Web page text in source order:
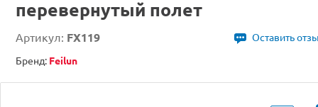
перевернутый полет
Артикул: FX119
Оставить
Бренд: Feilun